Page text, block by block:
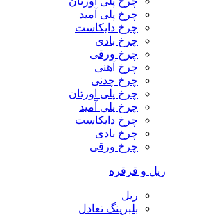
چرخ پلی آمید
چرخ دایکاست
چرخ بادی
چرخ ورقی
چرخ آهنی
چرخ چدنی
چرخ پلی اورتان
چرخ پلی آمید
چرخ دایکاست
چرخ بادی
چرخ ورقی
ریل و قرقره
ریل
بلبرینگ تعادل